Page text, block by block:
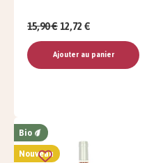
15,90 €12,72 €
Ajouter au panier
Bio
Nouveau